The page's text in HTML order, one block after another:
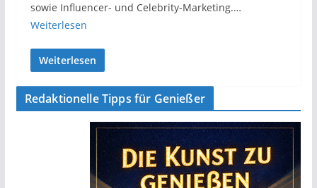
sowie Influencer- und Celebrity-Marketing.…
Weiterlesen
Weiterlesen
Redaktionelle Tipps für Genießer